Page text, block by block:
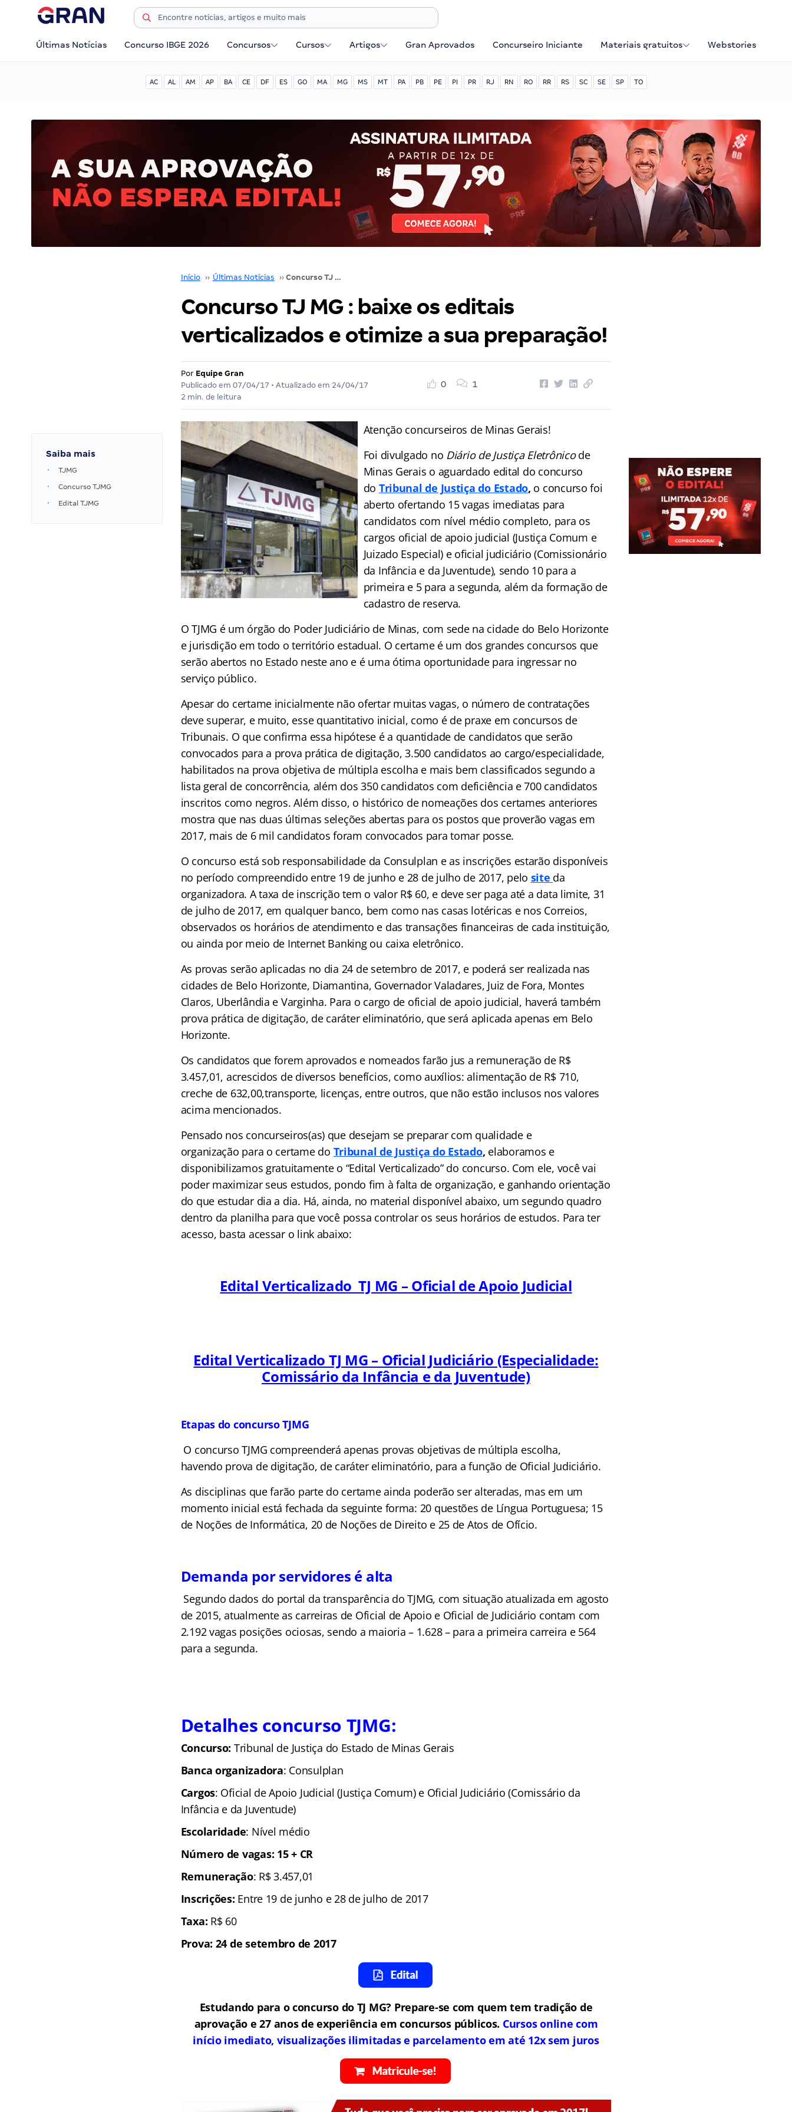
Últimas Notícias Concurso IBGE 2026 Concursos Cursos Artigos Gran Aprovados Concurseiro Iniciante Materiais gratuitos Webstories
AC AL AM AP BA CE DF ES GO MA MG MS MT PA PB PE PI PR RJ RN RO RR RS SC SE SP TO
Início ›› Últimas Notícias ›› Concurso TJ MG : baixe os editais verticalizados e otimize a sua preparação!
Concurso TJ MG : baixe os editais
verticalizados e otimize a sua preparação!
Por Equipe Gran
Publicado em 07/04/17 • Atualizado em 24/04/17
2 min. de leitura
0 1
Saiba mais
TJMG
Concurso TJMG
Edital TJMG
Atenção concurseiros de Minas Gerais!
Foi divulgado no Diário de Justiça Eletrônicode
Minas Gerais o aguardado edital do concurso
do Tribunal de Justiça do Estado, o concurso foi
aberto ofertando 15 vagas imediatas para
candidatos com nível médio completo, para os
cargos oficial de apoio judicial (Justiça Comum e
Juizado Especial) e oficial judiciário (Comissionário
da Infância e da Juventude), sendo 10 para a
primeira e 5 para a segunda, além da formação de
cadastro de reserva.
O TJMG é um órgão do Poder Judiciário de Minas, com sede na cidade do Belo Horizonte
e jurisdição em todo o território estadual. O certame é um dos grandes concursos que
serão abertos no Estado neste ano e é uma ótima oportunidade para ingressar no
serviço público.
Apesar do certame inicialmente não ofertar muitas vagas, o número de contratações
deve superar, e muito, esse quantitativo inicial, como é de praxe em concursos de
Tribunais. O que confirma essa hipótese é a quantidade de candidatos que serão
convocados para a prova prática de digitação, 3.500 candidatos ao cargo/especialidade,
habilitados na prova objetiva de múltipla escolha e mais bem classificados segundo a
lista geral de concorrência, além dos 350 candidatos com deficiência e 700 candidatos
inscritos como negros. Além disso, o histórico de nomeações dos certames anteriores
mostra que nas duas últimas seleções abertas para os postos que proverão vagas em
2017, mais de 6 mil candidatos foram convocados para tomar posse.
O concurso está sob responsabilidade da Consulplan e as inscrições estarão disponíveis
no período compreendido entre 19 de junho e 28 de julho de 2017, pelo site da
organizadora. A taxa de inscrição tem o valor R$ 60, e deve ser paga até a data limite, 31
de julho de 2017, em qualquer banco, bem como nas casas lotéricas e nos Correios,
observados os horários de atendimento e das transações financeiras de cada instituição,
ou ainda por meio de Internet Banking ou caixa eletrônico.
As provas serão aplicadas no dia 24 de setembro de 2017, e poderá ser realizada nas
cidades de Belo Horizonte, Diamantina, Governador Valadares, Juiz de Fora, Montes
Claros, Uberlândia e Varginha. Para o cargo de oficial de apoio judicial, haverá também
prova prática de digitação, de caráter eliminatório, que será aplicada apenas em Belo
Horizonte.
Os candidatos que forem aprovados e nomeados farão jus a remuneração de R$
3.457,01, acrescidos de diversos benefícios, como auxílios: alimentação de R$ 710,
creche de 632,00,transporte, licenças, entre outros, que não estão inclusos nos valores
acima mencionados.
Pensado nos concurseiros(as) que desejam se preparar com qualidade e
organização para o certame do Tribunal de Justiça do Estado, elaboramos e
disponibilizamos gratuitamente o “Edital Verticalizado” do concurso. Com ele, você vai
poder maximizar seus estudos, pondo fim à falta de organização, e ganhando orientação
do que estudar dia a dia. Há, ainda, no material disponível abaixo, um segundo quadro
dentro da planilha para que você possa controlar os seus horários de estudos. Para ter
acesso, basta acessar o link abaixo:
Edital Verticalizado TJ MG – Oficial de Apoio Judicial
Edital Verticalizado TJ MG – Oficial Judiciário (Especialidade:
Comissário da Infância e da Juventude)
Etapas do concurso TJMG
O concurso TJMG compreenderá apenas provas objetivas de múltipla escolha,
havendo prova de digitação, de caráter eliminatório, para a função de Oficial Judiciário.
As disciplinas que farão parte do certame ainda poderão ser alteradas, mas em um
momento inicial está fechada da seguinte forma: 20 questões de Língua Portuguesa; 15
de Noções de Informática, 20 de Noções de Direito e 25 de Atos de Ofício.
Demanda por servidores é alta
Segundo dados do portal da transparência do TJMG, com situação atualizada em agosto
de 2015, atualmente as carreiras de Oficial de Apoio e Oficial de Judiciário contam com
2.192 vagas posições ociosas, sendo a maioria – 1.628 – para a primeira carreira e 564
para a segunda.
Detalhes concurso TJMG:
Concurso: Tribunal de Justiça do Estado de Minas Gerais
Banca organizadora: Consulplan
Cargos: Oficial de Apoio Judicial (Justiça Comum) e Oficial Judiciário (Comissário da
Infância e da Juventude)
Escolaridade: Nível médio
Número de vagas: 15 + CR
Remuneração: R$ 3.457,01
Inscrições: Entre 19 de junho e 28 de julho de 2017
Taxa: R$ 60
Prova: 24 de setembro de 2017
Estudando para o concurso do TJ MG? Prepare-se com quem tem tradição de
aprovação e 27 anos de experiência em concursos públicos. Cursos online com
início imediato, visualizações ilimitadas e parcelamento em até 12x sem juros